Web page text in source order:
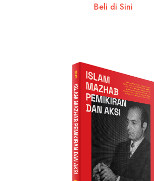
Beli di Sini